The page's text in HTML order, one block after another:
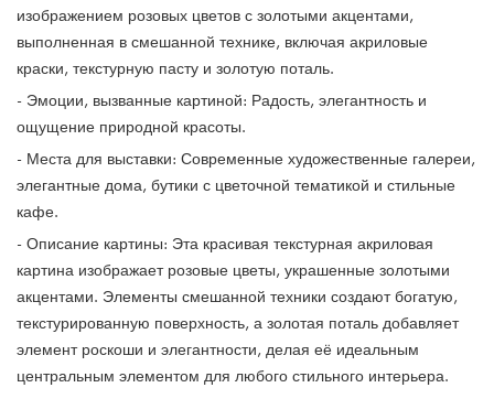
изображением розовых цветов с золотыми акцентами,
выполненная в смешанной технике, включая акриловые
краски, текстурную пасту и золотую поталь.
- Эмоции, вызванные картиной: Радость, элегантность и
ощущение природной красоты.
- Места для выставки: Современные художественные галереи,
элегантные дома, бутики с цветочной тематикой и стильные
кафе.
- Описание картины: Эта красивая текстурная акриловая
картина изображает розовые цветы, украшенные золотыми
акцентами. Элементы смешанной техники создают богатую,
текстурированную поверхность, а золотая поталь добавляет
элемент роскоши и элегантности, делая её идеальным
центральным элементом для любого стильного интерьера.